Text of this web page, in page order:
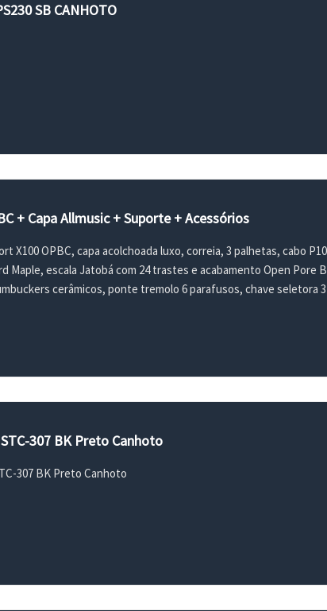
SB CANHOTO
+ Capa Allmusic + Suporte + Acessórios
X100 OPBC, capa acolchoada luxo, correia, 3 palhetas, cabo
Maple, escala Jatobá com 24 trastes e acabamento Open Pore
cerâmicos, ponte tremolo 6 parafusos, chave seletora
307 BK Preto Canhoto
307 BK Preto Canhoto